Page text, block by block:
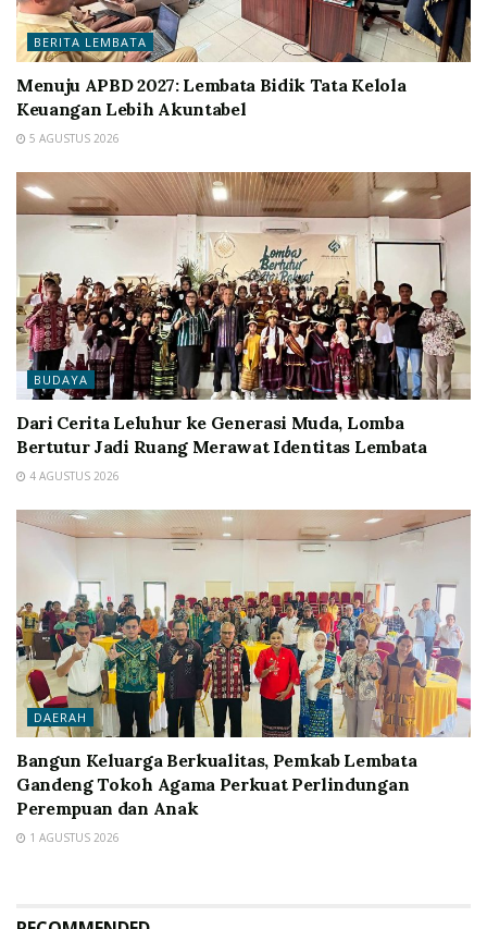
BERITA LEMBATA
Menuju APBD 2027: Lembata Bidik Tata Kelola
Keuangan Lebih Akuntabel
5 AGUSTUS 2026
BUDAYA
Dari Cerita Leluhur ke Generasi Muda, Lomba
Bertutur Jadi Ruang Merawat Identitas Lembata
4 AGUSTUS 2026
DAERAH
Bangun Keluarga Berkualitas, Pemkab Lembata
Gandeng Tokoh Agama Perkuat Perlindungan
Perempuan dan Anak
1 AGUSTUS 2026